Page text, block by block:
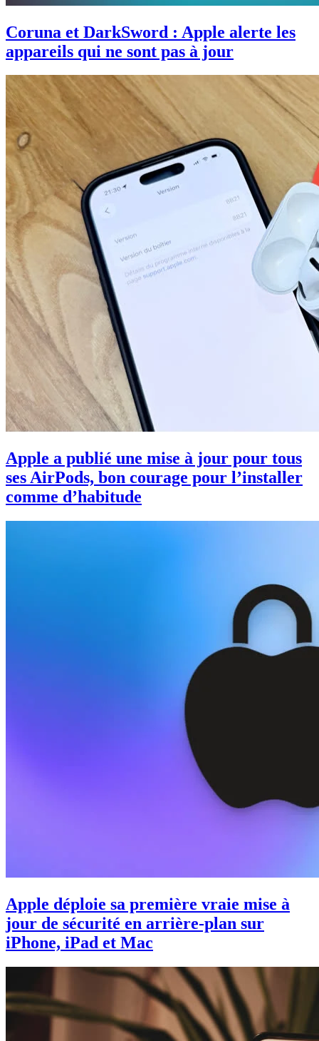
Coruna et DarkSword : Apple alerte les
appareils qui ne sont pas à jour
Apple a publié une mise à jour pour tous
ses AirPods, bon courage pour l’installer
comme d’habitude
Apple déploie sa première vraie mise à
jour de sécurité en arrière-plan sur
iPhone, iPad et Mac